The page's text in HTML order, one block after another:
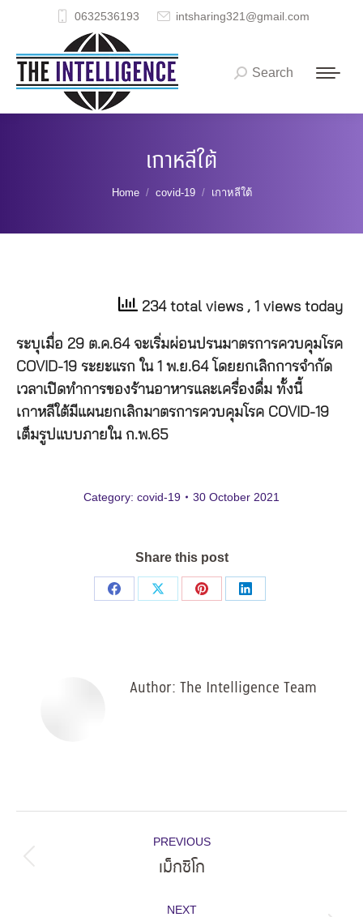
0632536193 intsharing321@gmail.com
Search:
Search
เกาหลีใต้
You are here:
Home covid-19 เกาหลีใต้
234 total views , 1 views today
ระบุเมื่อ 29 ต.ค.64 จะเริ่มผ่อนปรนมาตรการควบคุมโรค
COVID-19 ระยะแรก ใน 1 พ.ย.64 โดยยกเลิกการจำกัด
เวลาเปิดทำการของร้านอาหารและเครื่องดื่ม ทั้งนี้
เกาหลีใต้มีแผนยกเลิกมาตรการควบคุมโรค COVID-19
เต็มรูปแบบภายใน ก.พ.65
Category: covid-19 30 October 2021
Share this post
Share
Share
Share
Share
Author: The Intelligence Team
navigation
PREVIOUS
Previous
เม็กซิโก
NEXT